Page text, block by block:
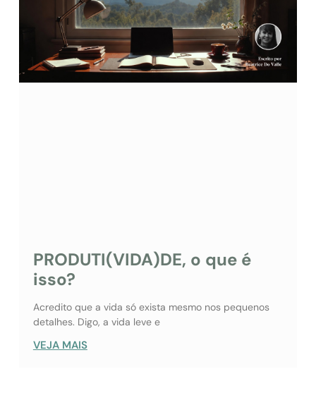
PRODUTI(VIDA)DE, o que é
isso?
Acredito que a vida só exista mesmo nos pequenos
detalhes. Digo, a vida leve e
VEJA MAIS